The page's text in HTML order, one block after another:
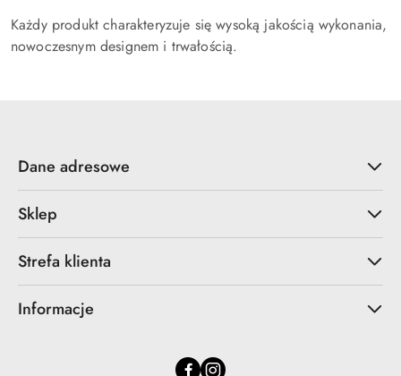
Każdy produkt charakteryzuje się wysoką jakością wykonania,
nowoczesnym designem i trwałością.
Dane adresowe
Sklep
Strefa klienta
Informacje